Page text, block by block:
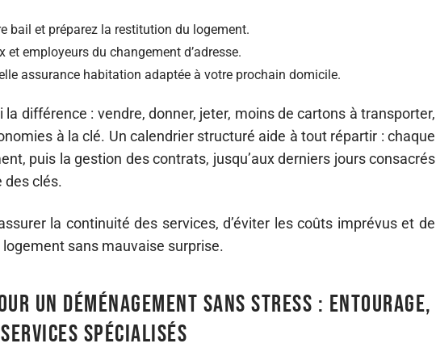
bail et préparez la restitution du logement.
et employeurs du changement d’adresse.
assurance habitation adaptée à votre prochain domicile.
différence : vendre, donner, jeter, moins de cartons à transporter,
à la clé. Un calendrier structuré aide à tout répartir : chaque
puis la gestion des contrats, jusqu’aux derniers jours consacrés
des clés.
la continuité des services, d’éviter les coûts imprévus et de
sans mauvaise surprise.
un déménagement sans stress : entourage,
spécialisés